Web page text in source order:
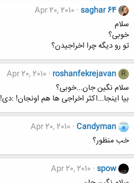
saghar 64
Apr 20, 2010
سلام
خوبی؟
تو رو دیگه چرا اخراجیدن؟
R
roshanfekrejavan
Apr 20, 2010
سلام نگین جان...خوبی؟
بیا اینجا...اکثر اخراجی ها هم اونجان! :دی!
Candyman
Apr 20, 2010
خب منظور؟
spow
Apr 20, 2010